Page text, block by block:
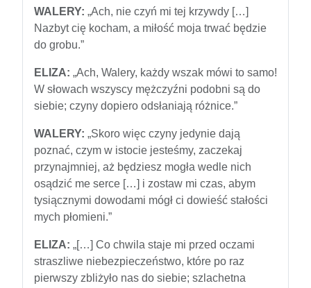
WALERY: „Ach, nie czyń mi tej krzywdy […]
Nazbyt cię kocham, a miłość moja trwać będzie
do grobu.”
ELIZA: „Ach, Walery, każdy wszak mówi to samo!
W słowach wszyscy mężczyźni podobni są do
siebie; czyny dopiero odsłaniają różnice.”
WALERY: „Skoro więc czyny jedynie dają
poznać, czym w istocie jesteśmy, zaczekaj
przynajmniej, aż będziesz mogła wedle nich
osądzić me serce […] i zostaw mi czas, abym
tysiącznymi dowodami mógł ci dowieść stałości
mych płomieni.”
ELIZA: „[…] Co chwila staje mi przed oczami
straszliwe niebezpieczeństwo, które po raz
pierwszy zbliżyło nas do siebie; szlachetna